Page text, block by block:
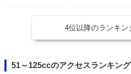
4位以降のランキン
51～125ccのアクセスランキング